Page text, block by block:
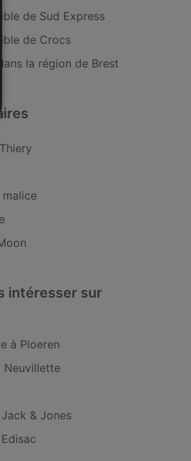
de Sud Express
de Crocs
la région de Brest
intéresser sur
à Ploeren
Neuvillette
& Jones